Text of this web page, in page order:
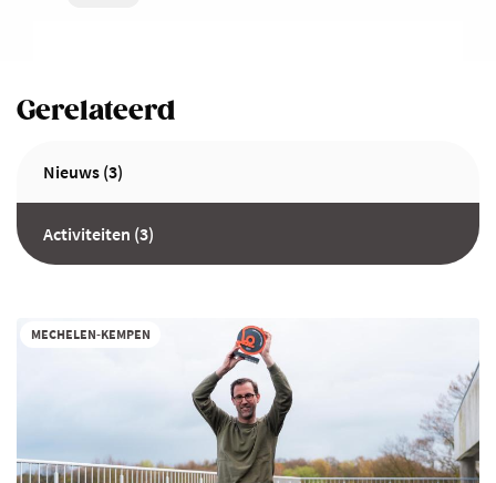
Gerelateerd
Nieuws (3)
Activiteiten (3)
MECHELEN-KEMPEN